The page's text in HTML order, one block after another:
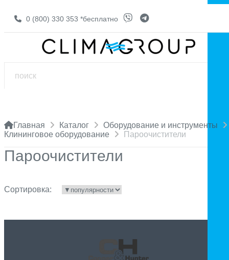
0 (800) 330 353 *бесплатно
Главная Каталог
Оборудование и инструменты
Клининговое оборудование
Пароочистители
Пароочистители
Сортировка: